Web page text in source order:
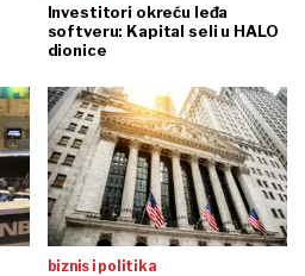
Investitori okreću leđa
softveru: Kapital seli u HALO
dionice
biznis i politika